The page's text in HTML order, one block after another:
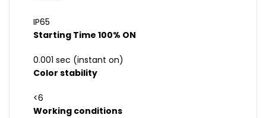
IP65
Starting Time 100% ON
0.001 sec (instant on)
Color stability
<6
Working conditions